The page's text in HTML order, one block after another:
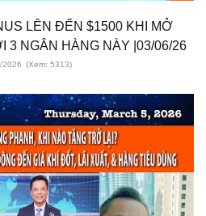
LÊN ĐẾN $1500 KHI MỞ
3 NGÂN HÀNG NÀY |03/06/26
2026 (Xem: 5313)